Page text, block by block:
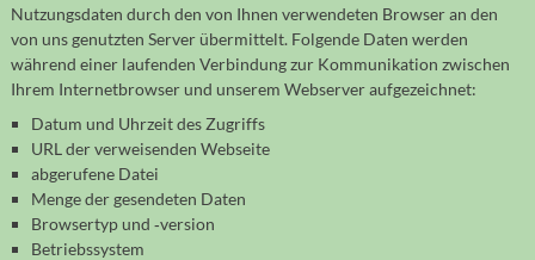
Nutzungs­daten durch den von Ihnen verwen­deten Browser an den
von uns genutz­ten Server über­mittelt. Folgende Daten werden
während einer laufenden Verbin­dung zur Kommu­ni­kation zwischen
Ihrem Internet­browser und unserem Webserver aufge­zeichnet:
Datum und Uhrzeit des Zugriffs
URL der verweisenden Webseite
abgerufene Datei
Menge der gesendeten Daten
Browsertyp und ‐version
Betriebssystem